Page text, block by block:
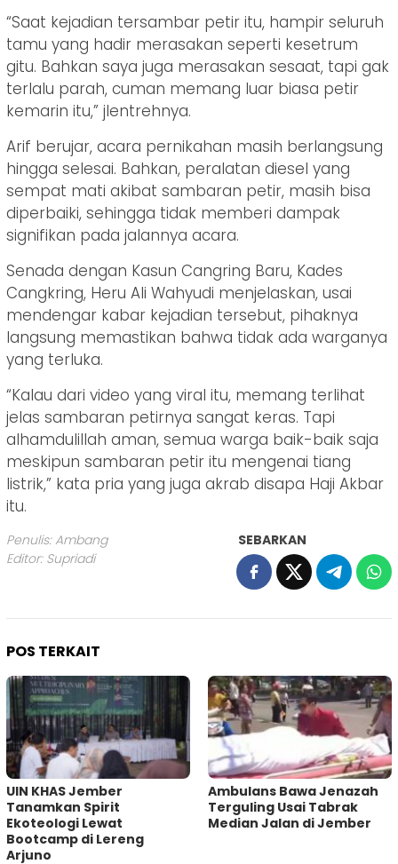
“Saat kejadian tersambar petir itu, hampir seluruh
tamu yang hadir merasakan seperti kesetrum
gitu. Bahkan saya juga merasakan sesaat, tapi gak
terlalu parah, cuman memang luar biasa petir
kemarin itu,” jlentrehnya.
Arif berujar, acara pernikahan masih berlangsung
hingga selesai. Bahkan, peralatan diesel yang
sempat mati akibat sambaran petir, masih bisa
diperbaiki, sehingga tidak memberi dampak
signifikan pada jalannya acara.
Senada dengan Kasun Cangring Baru, Kades
Cangkring, Heru Ali Wahyudi menjelaskan, usai
mendengar kabar kejadian tersebut, pihaknya
langsung memastikan bahwa tidak ada warganya
yang terluka.
“Kalau dari video yang viral itu, memang terlihat
jelas sambaran petirnya sangat keras. Tapi
alhamdulillah aman, semua warga baik-baik saja
meskipun sambaran petir itu mengenai tiang
listrik,” kata pria yang juga akrab disapa Haji Akbar
itu.
Penulis: Ambang
Editor: Supriadi
SEBARKAN
POS TERKAIT
UIN KHAS Jember
Tanamkan Spirit
Ekoteologi Lewat
Bootcamp di Lereng
Arjuno
Ambulans Bawa Jenazah
Terguling Usai Tabrak
Median Jalan di Jember